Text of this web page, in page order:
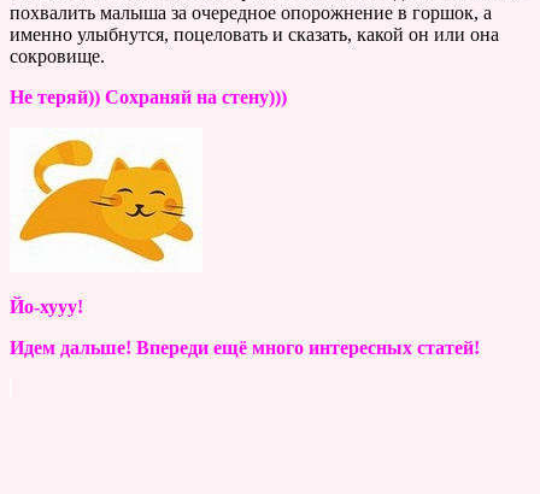
похвалить малыша за очередное опорожнение в горшок, а
именно улыбнутся, поцеловать и сказать, какой он или она
сокровище.
Не теряй)) Сохраняй на стену)))
Йо-хууу!
Идем дальше! Впереди ещё много интересных статей!